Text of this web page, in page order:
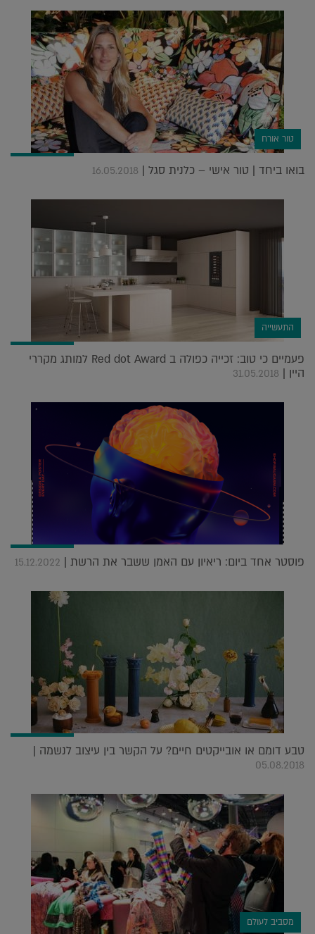
טור אורח
בואו ביחד | טור אישי – כלנית סגל | 16.05.2018
התעשייה
פעמיים כי טוב: זכייה כפולה ב Red dot Award למותג מקררי
היין | 31.05.2018
פוסטר אחד ביום: ריאיון עם האמן ששבר את הרשת | 15.12.2022
טבע דומם או אובייקטים חיים? על הקשר בין עיצוב לנשמה |
05.08.2018
מסביב לעולם